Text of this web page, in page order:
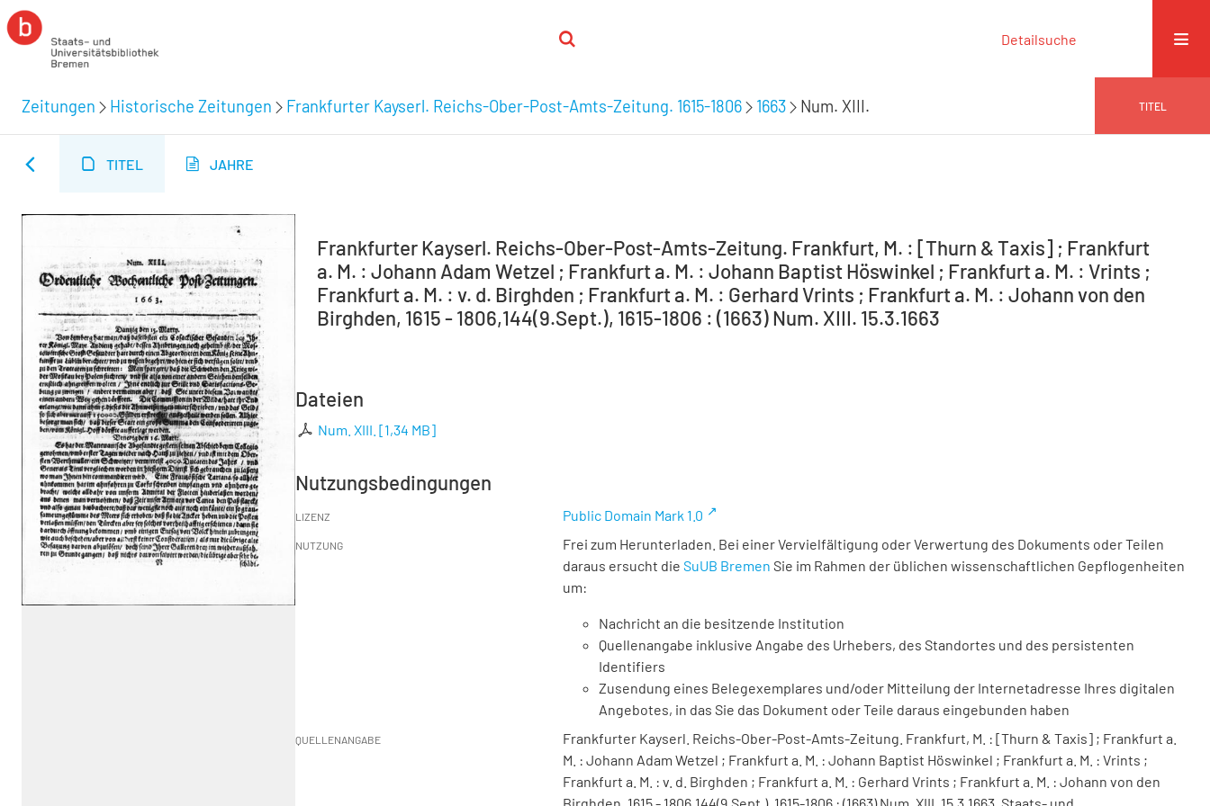
Detailsuche
Zeitungen Historische Zeitungen Frankfurter Kayserl. Reichs-Ober-Post-Amts-Zeitung. 1615-1806 1663 Num. XIII. TITEL
TITEL JAHRE
Frankfurter Kayserl. Reichs-Ober-Post-Amts-Zeitung. Frankfurt, M. : [Thurn & Taxis] ; Frankfurt
a. M. : Johann Adam Wetzel ; Frankfurt a. M. : Johann Baptist Höswinkel ; Frankfurt a. M. : Vrints ;
Frankfurt a. M. : v. d. Birghden ; Frankfurt a. M. : Gerhard Vrints ; Frankfurt a. M. : Johann von den
Birghden, 1615 - 1806,144(9.Sept.), 1615-1806 : (1663) Num. XIII. 15.3.1663
Dateien
Num. XIII. [1,34 MB]
Nutzungsbedingungen
LIZENZ Public Domain Mark 1.0
NUTZUNG
Frei zum Herunterladen. Bei einer Vervielfältigung oder Verwertung des Dokuments oder Teilen
daraus ersucht die SuUB Bremen Sie im Rahmen der üblichen wissenschaftlichen Gepflogenheiten
um:
Nachricht an die besitzende Institution
Quellenangabe inklusive Angabe des Urhebers, des Standortes und des persistenten
Identifiers
Zusendung eines Belegexemplares und/oder Mitteilung der Internetadresse Ihres digitalen
Angebotes, in das Sie das Dokument oder Teile daraus eingebunden haben
QUELLENANGABE
Frankfurter Kayserl. Reichs-Ober-Post-Amts-Zeitung. Frankfurt, M. : [Thurn & Taxis] ; Frankfurt a.
M. : Johann Adam Wetzel ; Frankfurt a. M. : Johann Baptist Höswinkel ; Frankfurt a. M. : Vrints ;
Frankfurt a. M. : v. d. Birghden ; Frankfurt a. M. : Gerhard Vrints ; Frankfurt a. M. : Johann von den